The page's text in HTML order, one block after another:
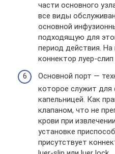
части основного
все виды
основной
подходящую для
период действия.
коннектор луер-
Основной порт —
которое служит для
капельницей. Как
клапаном, что не
крови при
установке
присутствует